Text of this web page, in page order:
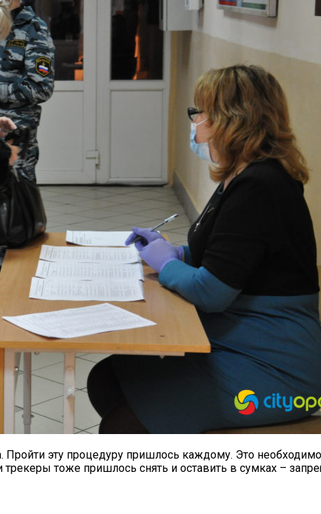
эту процедуру пришлось каждому. Это
тоже пришлось снять и оставить в сумках –